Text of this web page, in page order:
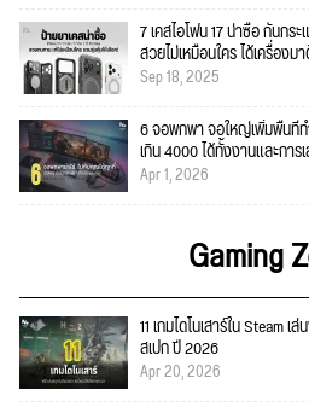
7 เคสไอโฟน 17 น่าซื้อ กันกร
สวยไม่เหมือนใคร ได้เครื่องม
Sep 18, 2025
6 จอพกพา จอใหญ่เพิ่มพื้นที่
เกิน 4000 ได้ทั้งงานและการ
Apr 1, 2026
Gaming
11 เกมไดโนเสาร์ใน Steam
สเปก ปี 2026
Apr 20, 2026